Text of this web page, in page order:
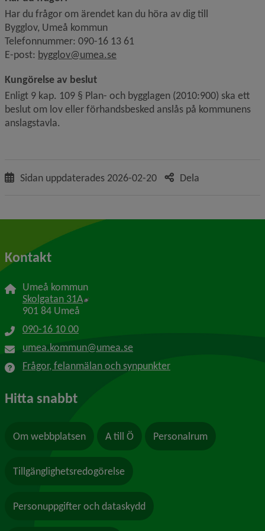
Har du frågor om ärendet kan du höra av dig till
Bygglov, Umeå kommun
Telefonnummer: 090-16 13 61
E-post: bygglov@umea.se
Kungörelse av beslut
Enligt 9 kap. 109 § Plan- och bygglagen (2010:900) ska ett
beslut om lov eller förhandsbesked anslås på kommunens
anslagstavla.
Sidan uppdaterades 2026-02-20 Dela
Kontakt
Umeå kommun
Skolgatan 31A Länk till annan webbplats, öppnas i nytt
901 84 Umeå
090-16 10 00
umea.kommun@umea.se
Frågor, felanmälan och synpunkter
Hitta snabbt
Om webbplatsen A till Ö Personalrum
Tillgänglighetsredogörelse
Personuppgifter och dataskydd